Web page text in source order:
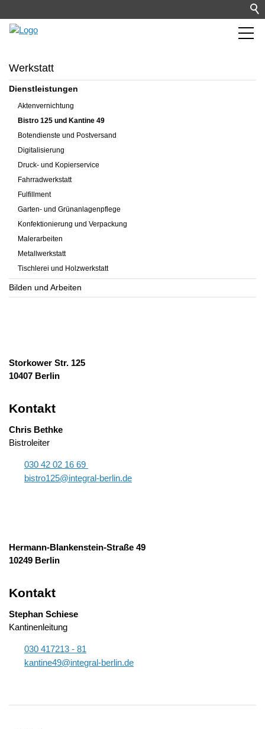
Werkstatt
Dienstleistungen
Aktenvernichtung
Bistro 125 und Kantine 49
Botendienste und Postversand
Digitalisierung
Druck- und Kopierservice
Fahrradwerkstatt
Fulfillment
Garten- und Grünanlagenpflege
Konfektionierung und Verpackung
Malerarbeiten
Metallwerkstatt
Tischlerei und Holzwerkstatt
Bilden und Arbeiten
Storkower Str. 125
10407 Berlin
Kontakt
Chris Bethke
Bistroleiter
030 42 02 16 69
bistro125@integral-berlin.de
Hermann-Blankenstein-Straße 49
10249 Berlin
Kontakt
Stephan Schiese
Kantinenleitung
030 417213 - 81
k nt n 49 nt gr l-b rl n d